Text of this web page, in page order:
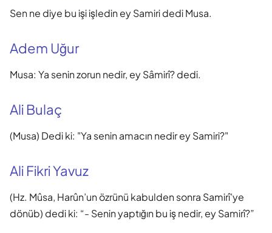
Sen ne diye bu işi işledin ey Samiri dedi Musa.
Adem Uğur
Musa: Ya senin zorun nedir, ey Sâmirî? dedi.
Ali Bulaç
(Musa) Dedi ki: "Ya senin amacın nedir ey Samiri?"
Ali Fikri Yavuz
(Hz. Mûsa, Harûn’un özrünü kabulden sonra Samirî’ye
dönüb) dedi ki: “- Senin yaptığın bu iş nedir, ey Samirî?”